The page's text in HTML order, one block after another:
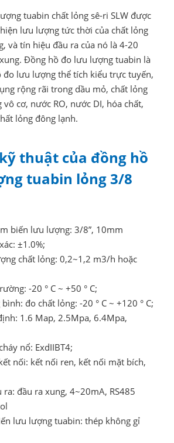
tuabin chất lỏng sê-ri SLW được
lưu lượng tức thời của chất lỏng
và tín hiệu đầu ra của nó là 4-20
Đồng hồ đo lưu lượng tuabin là
đo lưu lượng thể tích kiểu trực tuyến,
rộng rãi trong dầu mỏ, chất lỏng
cơ, nước RO, nước DI, hóa chất,
lỏng đông lạnh.
thuật của đồng hồ
tuabin lỏng 3/8
biến lưu lượng: 3/8”, 10mm
±1.0%;
chất lỏng: 0,2~1,2 m3/h hoặc
-20 ° C ~ +50 ° C;
đo chất lỏng: -20 ° C ~ +120 ° C;
1.6 Map, 2.5Mpa, 6.4Mpa,
nổ: ExdIIBT4;
nối: kết nối ren, kết nối mặt bích,
ra: đầu ra xung, 4~20mA, RS485
lưu lượng tuabin: thép không gỉ